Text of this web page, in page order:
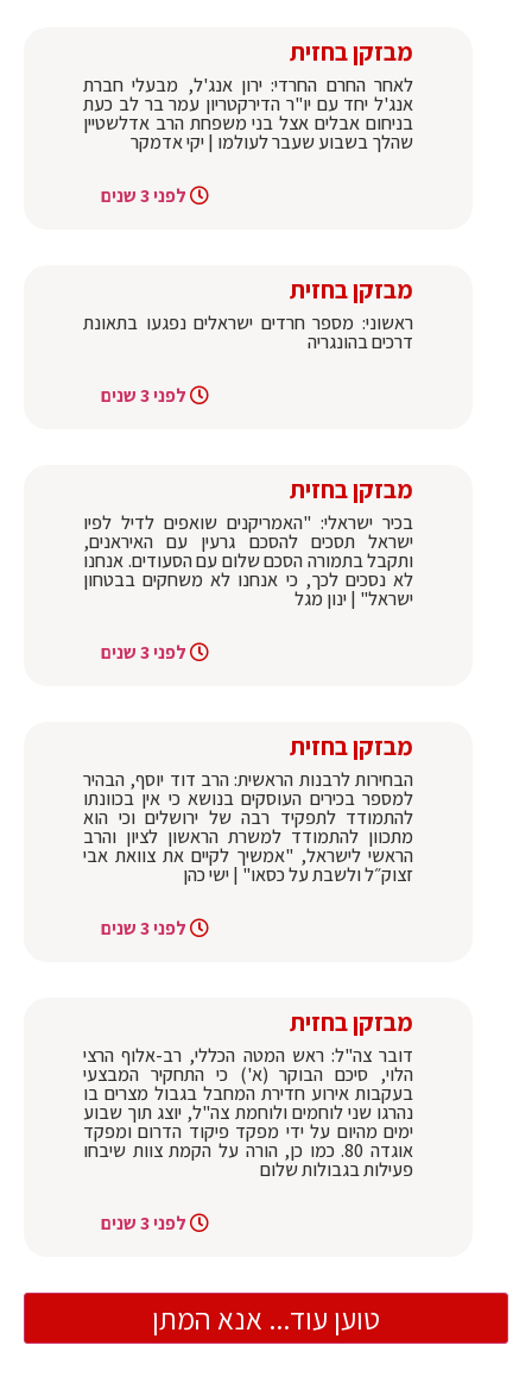
מבזקן בחזית
לאחר החרם החרדי: ירון אנג'ל, מבעלי חברת
אנג'ל יחד עם יו"ר הדירקטריון עמר בר לב כעת
בניחום אבלים אצל בני משפחת הרב אדלשטיין
שהלך בשבוע שעבר לעולמו | יקי אדמקר
לפני 3 שנים
מבזקן בחזית
ראשוני: מספר חרדים ישראלים נפגעו בתאונת
דרכים בהונגריה
לפני 3 שנים
מבזקן בחזית
בכיר ישראלי: "האמריקנים שואפים לדיל לפיו
ישראל תסכים להסכם גרעין עם האיראנים,
ותקבל בתמורה הסכם שלום עם הסעודים. אנחנו
לא נסכים לכך, כי אנחנו לא משחקים בבטחון
ישראל" | ינון מגל
לפני 3 שנים
מבזקן בחזית
הבחירות לרבנות הראשית: הרב דוד יוסף, הבהיר
למספר בכירים העוסקים בנושא כי אין בכוונתו
להתמודד לתפקיד רבה של ירושלים וכי הוא
מתכוון להתמודד למשרת הראשון לציון והרב
הראשי לישראל, "אמשיך לקיים את צוואת אבי
זצוק״ל ולשבת על כסאו" | ישי כהן
לפני 3 שנים
מבזקן בחזית
דובר צה"ל: ראש המטה הכללי, רב-אלוף הרצי
הלוי, סיכם הבוקר (א') כי התחקיר המבצעי
בעקבות אירוע חדירת המחבל בגבול מצרים בו
נהרגו שני לוחמים ולוחמת צה"ל, יוצג תוך שבוע
ימים מהיום על ידי מפקד פיקוד הדרום ומפקד
אוגדה 80. כמו כן, הורה על הקמת צוות שיבחו
פעילות בגבולות שלום
לפני 3 שנים
טוען עוד... אנא המתן